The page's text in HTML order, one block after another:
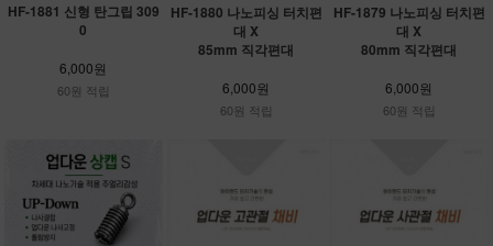
HF-1881 신형 탄그립 309
0
6,000원
60원 적립
HF-1880 나노피싱 터치편
대 X
85mm 직각편대
6,000원
60원 적립
HF-1879 나노피싱 터치편
대 X
80mm 직각편대
6,000원
60원 적립